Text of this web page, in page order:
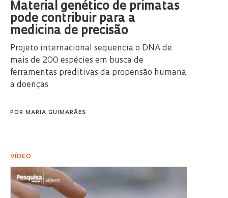
Material genético de primatas
pode contribuir para a
medicina de precisão
Projeto internacional sequencia o DNA de
mais de 200 espécies em busca de
ferramentas preditivas da propensão humana
a doenças
POR MARIA GUIMARÃES
VÍDEO